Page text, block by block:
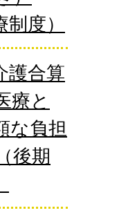
度）
護合算
療と
な負担
後期